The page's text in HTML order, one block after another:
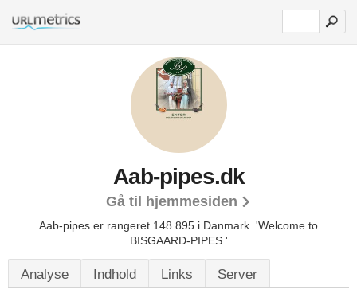
Aab-pipes.dk
Gå til hjemmesiden
Aab-pipes er rangeret 148.895 i Danmark. 'Welcome to
BISGAARD-PIPES.'
Analyse Indhold Links Server